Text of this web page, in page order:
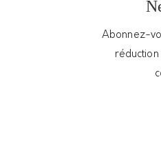
Abonnez-